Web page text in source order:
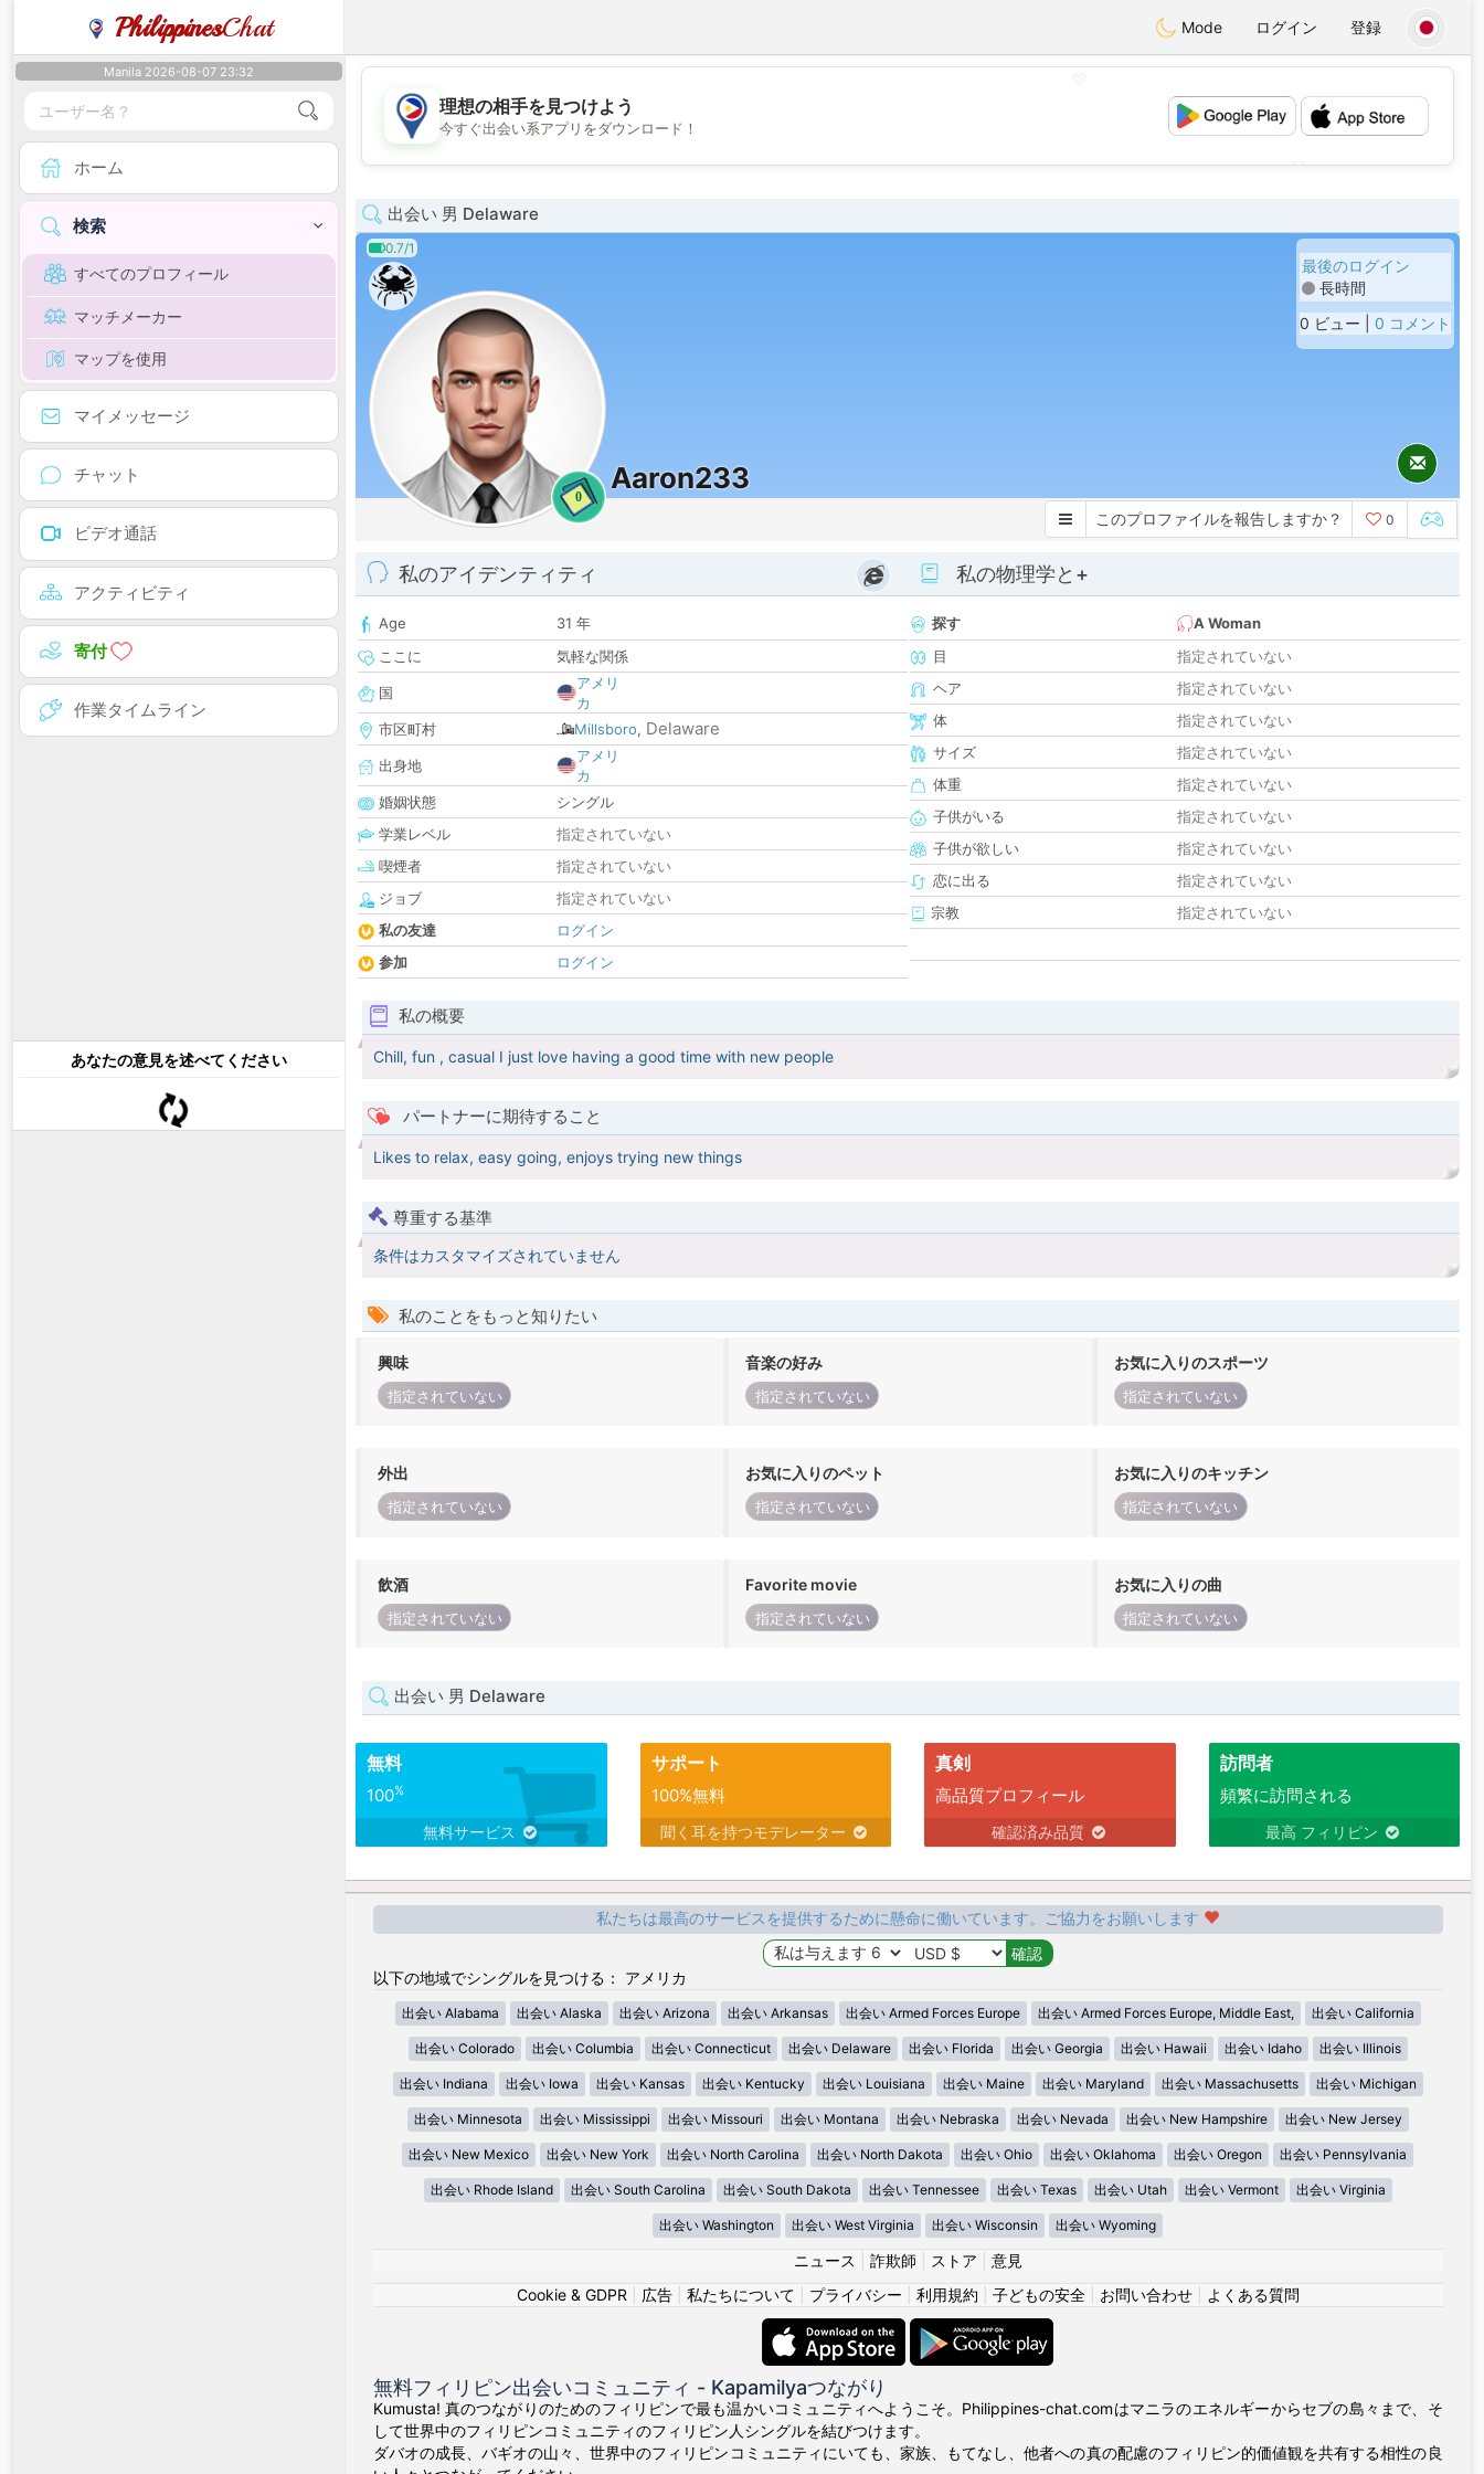
PhilippinesChat Mode ログイン 登録
Manila 2026-08-07 23:32
ホーム
検索
すべてのプロフィール
マッチメーカー
マップを使用
マイメッセージ
チャット
ビデオ通話
アクティビティ
寄付
作業タイムライン
あなたの意見を述べてください
💖
💕
理想の相手を見つけよう
今すぐ出会い系アプリをダウンロード！
出会い 男 Delaware
0.7/1
0
Aaron233
最後のログイン
長時間
0 ビュー | 0 コメント
このプロファイルを報告しますか？ 0
私のアイデンティティ
Age
31 年
ここに
気軽な関係
国
アメリ
カ
市区町村
Millsboro, Delaware
出身地
アメリ
カ
婚姻状態
シングル
学業レベル
指定されていない
喫煙者
指定されていない
ジョブ
指定されていない
私の友達
ログイン
参加
ログイン
私の物理学と+
探す
A Woman
目
指定されていない
ヘア
指定されていない
体
指定されていない
サイズ
指定されていない
体重
指定されていない
子供がいる
指定されていない
子供が欲しい
指定されていない
恋に出る
指定されていない
宗教
指定されていない
私の概要
Chill, fun , casual I just love having a good time with new people
パートナーに期待すること
Likes to relax, easy going, enjoys trying new things
尊重する基準
条件はカスタマイズされていません
私のことをもっと知りたい
興味
指定されていない
音楽の好み
指定されていない
お気に入りのスポーツ
指定されていない
外出
指定されていない
お気に入りのペット
指定されていない
お気に入りのキッチン
指定されていない
飲酒
指定されていない
Favorite movie
指定されていない
お気に入りの曲
指定されていない
出会い 男 Delaware
無料
100%
無料サービス
サポート
100%無料
聞く耳を持つモデレーター
真剣
高品質プロフィール
確認済み品質
訪問者
頻繁に訪問される
最高 フィリピン
私たちは最高のサービスを提供するために懸命に働いています。ご協力をお願いします
以下の地域でシングルを見つける： アメリカ
出会い Alabama 出会い Alaska 出会い Arizona 出会い Arkansas 出会い Armed Forces Europe 出会い Armed Forces Europe, Middle East, 出会い California
出会い Colorado 出会い Columbia 出会い Connecticut 出会い Delaware 出会い Florida 出会い Georgia 出会い Hawaii 出会い Idaho 出会い Illinois
出会い Indiana 出会い Iowa 出会い Kansas 出会い Kentucky 出会い Louisiana 出会い Maine 出会い Maryland 出会い Massachusetts 出会い Michigan
出会い Minnesota 出会い Mississippi 出会い Missouri 出会い Montana 出会い Nebraska 出会い Nevada 出会い New Hampshire 出会い New Jersey
出会い New Mexico 出会い New York 出会い North Carolina 出会い North Dakota 出会い Ohio 出会い Oklahoma 出会い Oregon 出会い Pennsylvania
出会い Rhode Island 出会い South Carolina 出会い South Dakota 出会い Tennessee 出会い Texas 出会い Utah 出会い Vermont 出会い Virginia
出会い Washington 出会い West Virginia 出会い Wisconsin 出会い Wyoming
ニュース 詐欺師 ストア
意見
Cookie & GDPR
広告| 私たちについて プライバシー 利用規約 子どもの安全| お問い合わせ| よくある質問
無料フィリピン出会いコミュニティ - Kapamilyaつながり
Kumusta! 真のつながりのためのフィリピンで最も温かいコミュニティへようこそ。Philippines-chat.comはマニラのエネルギーからセブの島々まで、そ
して世界中のフィリピンコミュニティのフィリピン人シングルを結びつけます。
ダバオの成長、バギオの山々、世界中のフィリピンコミュニティにいても、家族、もてなし、他者への真の配慮のフィリピン的価値観を共有する相性の良